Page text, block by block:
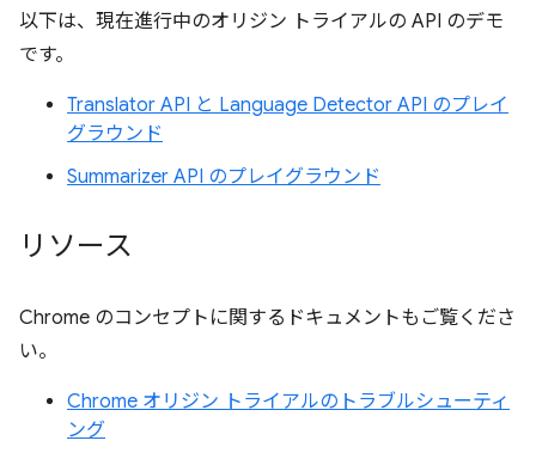
以下は、現在進行中のオリジン トライアルの API のデモ
です。
Translator API と Language Detector API のプレイ
グラウンド
Summarizer API のプレイグラウンド
リソース
Chrome のコンセプトに関するドキュメントもご覧くださ
い。
Chrome オリジン トライアルのトラブルシューティ
ング